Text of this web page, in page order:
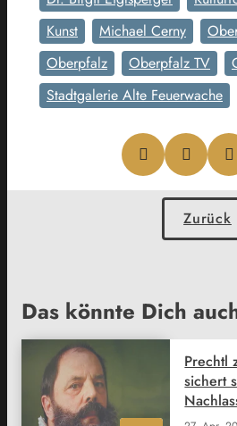
Kunst
Michael Cerny
Oberpfalz
Oberpfalz TV
Stadtgalerie Alte Feuerwache
Zurück
Das könnte Dich
Prechtl
sichert